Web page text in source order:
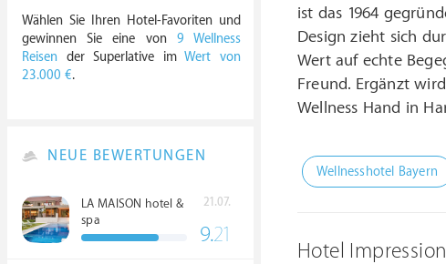
ist das 1964
Design zieht sich
Wert auf echte
Freund. Ergänzt
Wellness Hand in
Wellnesshotel Bayern
Hotel
Wählen Sie Ihren Hotel-Favoriten und
gewinnen Sie eine von 9 Wellness
Reisen der Superlative imWert von
23.000 €.
NEUE BEWERTUNGEN
LA MAISON hotel &
spa
21.07.
9.21